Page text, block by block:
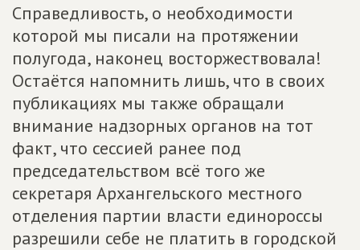
Справедливость, о необходимости
которой мы писали на протяжении
полугода, наконец восторжествовала!
Остаётся напомнить лишь, что в своих
публикациях мы также обращали
внимание надзорных органов на тот
факт, что сессией ранее под
председательством всё того же
секретаря Архангельского местного
отделения партии власти единороссы
разрешили себе не платить в городской